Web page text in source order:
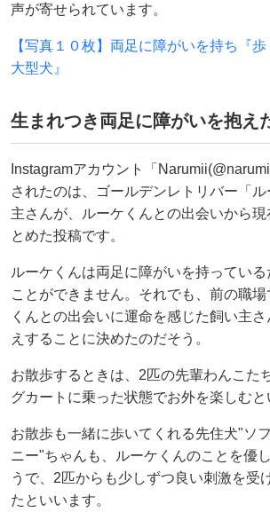
声が寄せられています。
【写真１０枚】両足に障がいを持ち『
大型犬』
生まれつき両足に障がいを抱え
Instagramアカウント「
されたのは、ゴールデンレトリバー「
主さんが、ルーケくんとの出会いから現
とめた投稿です。
ルーケくんは両足に障がいを持っている
ことができません。それでも、前の職
くんとの出会いに運命を感じた飼い主
えすることに決めたのだそう。
お散歩するときは、2匹の先輩わんこた
グカートに乗った状態でお外を楽しむと
お散歩も一緒に歩いてくれる先住犬"ソ
ニー"ちゃんも、ルーケくんのことを優
うで、2匹からも少しずつ良い刺激を受
たといいます。